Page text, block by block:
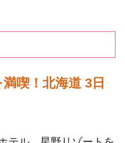
喫！北海道 3日